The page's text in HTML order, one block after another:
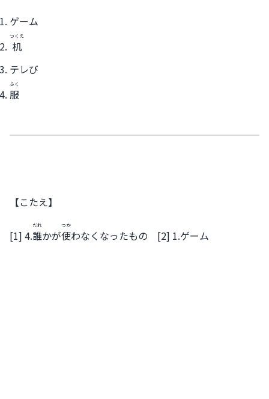
ゲーム
机
つくえ
テレび
服
ふく
【こたえ】
[1] 4.誰
だれ
かが使
つか
わなくなったもの [2] 1.ゲーム